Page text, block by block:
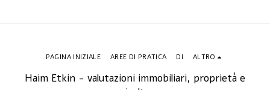
Haim Etkin - valutazioni immobiliari, proprietà e
PAGINA INIZIALE AREE DI PRATICA DI ALTRO